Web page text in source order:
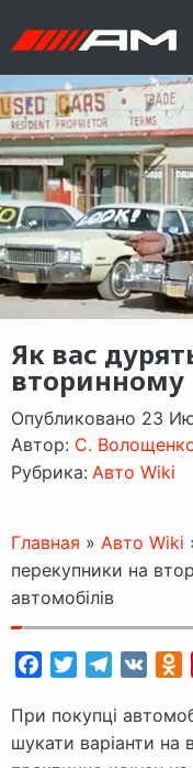
Як вас
вторинному
Опубликовано 23
Автор: C.
Рубрика: Авто Wiki
Главная » Авто Wiki
перекупники на
автомобілів
FacebookTwitterTelegram
VK
При покупці
шукати варіанти